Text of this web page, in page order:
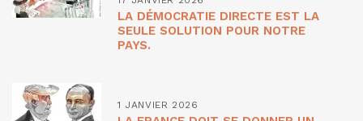
LA DÉMOCRATIE DIRECTE EST LA
SEULE SOLUTION POUR NOTRE
PAYS.
1 JANVIER 2026